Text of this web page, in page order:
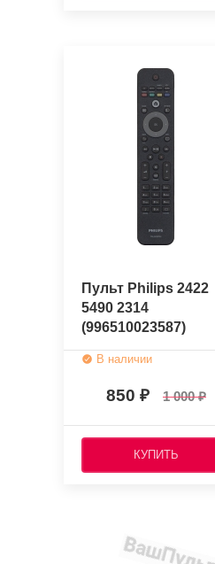
Пульт Philips 2422
5490 2314
(996510023587)
(оригинальный)
В наличии
850 1 000
КУПИТЬ